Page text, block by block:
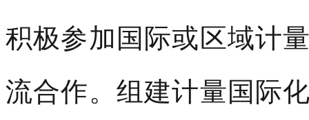
积极参加国际或区域计
流合作。组建计量国际